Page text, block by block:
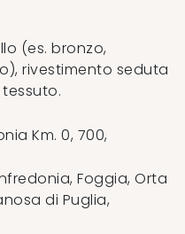
(es. bronzo,
rivestimento seduta
Km. 0, 700,
Foggia, Orta
di Puglia,